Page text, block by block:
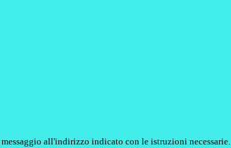
all'indirizzo indicato con le istruzioni necessarie.